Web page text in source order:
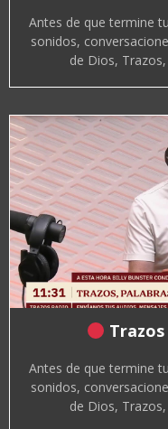
Antes de que termine
sonidos,
de Dios,
Antes de que termine
sonidos,
de Dios,